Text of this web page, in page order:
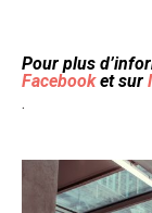
Pour plus
Facebooket sur
.